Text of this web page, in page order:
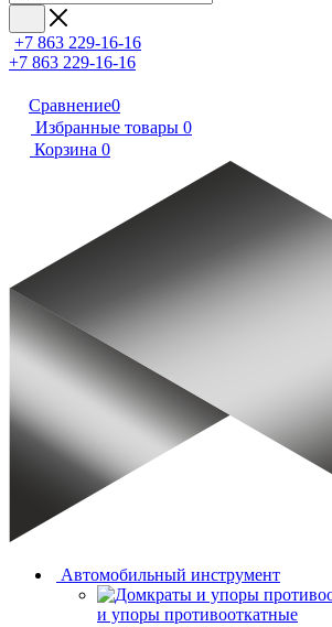
+7 863 229-16-16
+7 863 229-16-16
Сравнение0
Избранные товары 0
Корзина 0
Автомобильный инструмент
и упоры противооткатные